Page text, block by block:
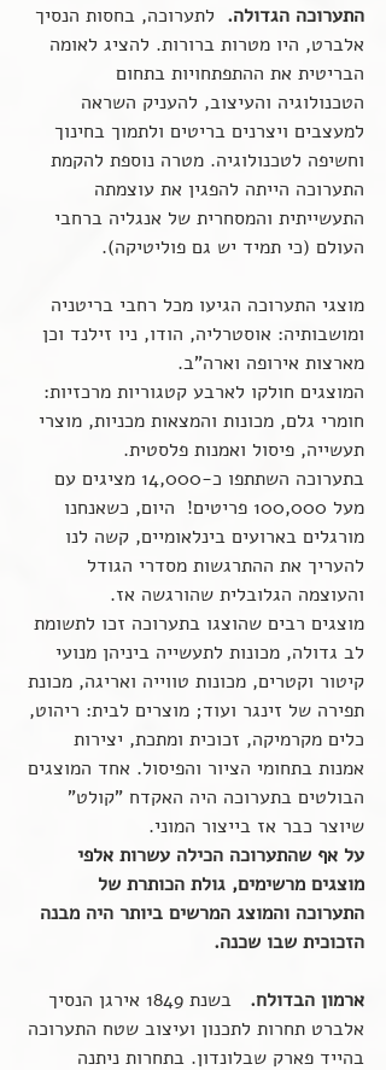
התערוכה הגדולה. לתערוכה, בחסות הנסיך
אלברט, היו מטרות ברורות. להציג לאומה
הבריטית את ההתפתחויות בתחום
הטכנולוגיה והעיצוב, להעניק השראה
למעצבים ויצרנים בריטים ולתמוך בחינוך
וחשיפה לטכנולוגיה. מטרה נוספת להקמת
התערוכה הייתה להפגין את עוצמתה
התעשייתית והמסחרית של אנגליה ברחבי
העולם (כי תמיד יש גם פוליטיקה).
מוצגי התערוכה הגיעו מכל רחבי בריטניה
ומושבותיה: אוסטרליה, הודו, ניו זילנד וכן
מארצות אירופה וארה"ב.
המוצגים חולקו לארבע קטגוריות מרכזיות:
חומרי גלם, מכונות והמצאות מכניות, מוצרי
תעשייה, פיסול ואמנות פלסטית.
בתערוכה השתתפו כ-14,000 מציגים עם
מעל 100,000 פריטים!  היום, כשאנחנו
מורגלים בארועים בינלאומיים, קשה לנו
להעריך את ההתרגשות מסדרי הגודל
והעוצמה הגלובלית שהורגשה אז.
מוצגים רבים שהוצגו בתערוכה זכו לתשומת
לב גדולה, מכונות לתעשייה ביניהן מנועי
קיטור וקטרים, מכונות טווייה ואריגה, מכונת
תפירה של זינגר ועוד; מוצרים לבית: ריהוט,
כלים מקרמיקה, זכוכית ומתכת, יצירות
אמנות בתחומי הציור והפיסול. אחד המוצגים
הבולטים בתערוכה היה האקדח "קולט"
שיוצר כבר אז בייצור המוני.
על אף שהתערוכה הכילה עשרות אלפי
מוצגים מרשימים, גולת הכותרת של
התערוכה והמוצג המרשים ביותר היה מבנה
הזכוכית שבו שכנה.
ארמון הבדולח.
   בשנת 1849 אירגן הנסיך
אלברט תחרות לתכנון ועיצוב שטח התערוכה
בהייד פארק שבלונדון. בתחרות ניתנה